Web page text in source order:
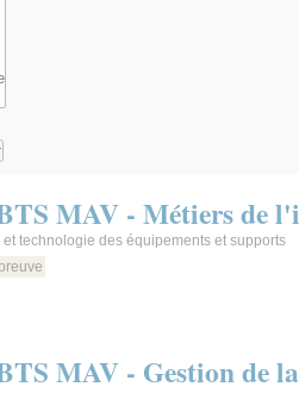
MAV - Métiers de
et technologie des équipements et supports
MAV - Gestion de